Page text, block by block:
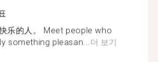
乐的人。 Meet people who
something pleasan...더 보기